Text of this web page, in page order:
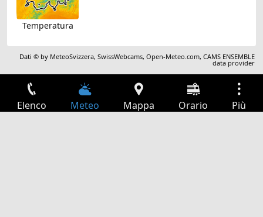
Temperatura
Dati © by MeteoSvizzera,SwissWebcams,Open-Meteo.com,CAMS ENSEMBLE
data provider
Elenco Meteo Mappa Orario Più